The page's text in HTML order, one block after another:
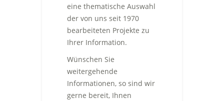
eine thematische Auswahl
der von uns seit 1970
bearbeiteten Projekte zu
Ihrer Information.
Wünschen Sie
weitergehende
Informationen, so sind wir
gerne bereit, Ihnen